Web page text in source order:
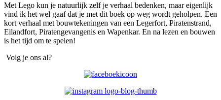
Met Lego kun je natuurlijk zelf je verhaal bedenken, maar eigenlijk
vind ik het wel gaaf dat je met dit boek op weg wordt geholpen. Een
kort verhaal met bouwtekeningen van een Legerfort, Piratenstrand,
Eilandfort, Piratengevangenis en Wapenkar. En na lezen en bouwen
is het tijd om te spelen!
Volg je ons al?